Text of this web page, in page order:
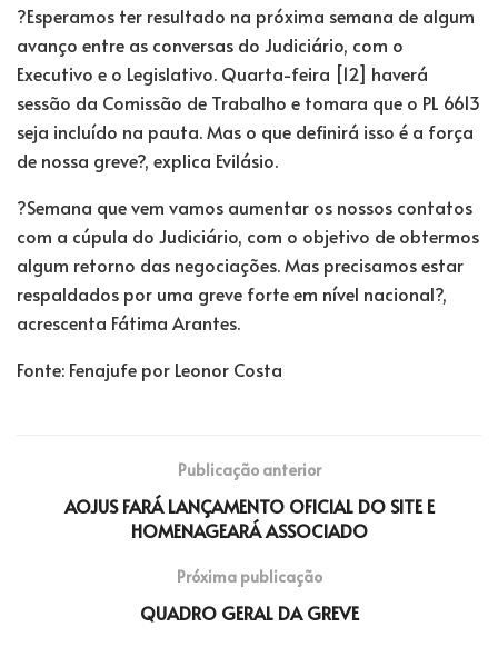
?Esperamos ter resultado na próxima semana de algum
avanço entre as conversas do Judiciário, com o
Executivo e o Legislativo. Quarta-feira [12] haverá
sessão da Comissão de Trabalho e tomara que o PL 6613
seja incluído na pauta. Mas o que definirá isso é a força
de nossa greve?, explica Evilásio.
?Semana que vem vamos aumentar os nossos contatos
com a cúpula do Judiciário, com o objetivo de obtermos
algum retorno das negociações. Mas precisamos estar
respaldados por uma greve forte em nível nacional?,
acrescenta Fátima Arantes.
Fonte: Fenajufe por Leonor Costa
Publicação anterior
AOJUS FARÁ LANÇAMENTO OFICIAL DO SITE E
HOMENAGEARÁ ASSOCIADO
Próxima publicação
QUADRO GERAL DA GREVE